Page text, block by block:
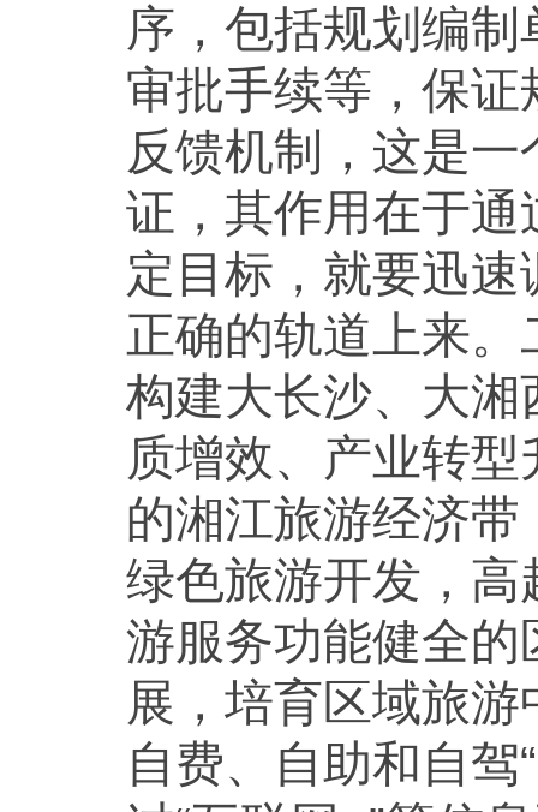
序，包括规划编
审批手续等，保
反馈机制，这是
证，其作用在于
定目标，就要迅
正确的轨道上来
构建大长沙、大
质增效、产业转型
的湘江旅游经济带
绿色旅游开发，
游服务功能健全
展，培育区域旅
自费、自助和自驾